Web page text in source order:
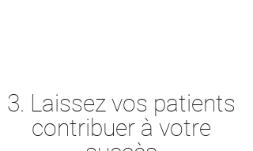
3. Laissez vos patients
contribuer à votre